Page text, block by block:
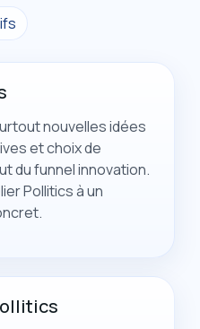
nouvelles idées
et choix de
du funnel innovation.
Pollitics à un